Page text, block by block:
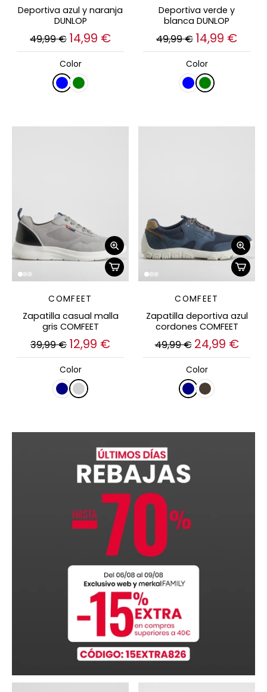
Deportiva azul y naranja
DUNLOP
49,99 € 14,99 €
Color
Deportiva verde y
blanca DUNLOP
49,99 € 14,99 €
Color
COMFEET
Zapatilla casual malla
gris COMFEET
39,99 € 12,99 €
Color
COMFEET
Zapatilla deportiva azul
cordones COMFEET
49,99 € 24,99 €
Color